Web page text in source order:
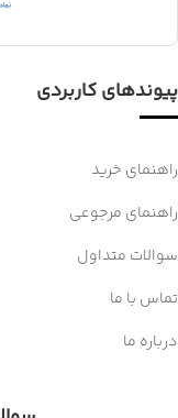
پیوندهای کاربردی
راهنمای خرید
راهنمای مرجوعی
سوالات متداول
تماس با ما
درباره ما